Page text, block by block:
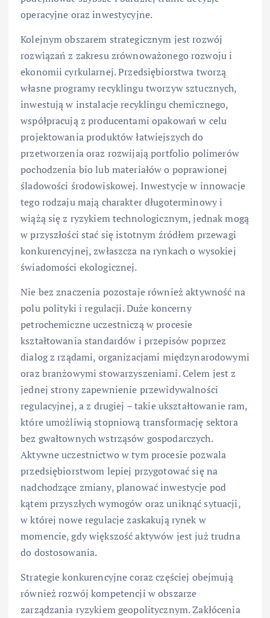
operacyjne oraz inwestycyjne.
Kolejnym obszarem strategicznym jest rozwój
rozwiązań z zakresu zrównoważonego rozwoju i
ekonomii cyrkularnej. Przedsiębiorstwa tworzą
własne programy recyklingu tworzyw sztucznych,
inwestują w instalacje recyklingu chemicznego,
współpracują z producentami opakowań w celu
projektowania produktów łatwiejszych do
przetworzenia oraz rozwijają portfolio polimerów
pochodzenia bio lub materiałów o poprawionej
śladowości środowiskowej. Inwestycje w innowacje
tego rodzaju mają charakter długoterminowy i
wiążą się z ryzykiem technologicznym, jednak mogą
w przyszłości stać się istotnym źródłem przewagi
konkurencyjnej, zwłaszcza na rynkach o wysokiej
świadomości ekologicznej.
Nie bez znaczenia pozostaje również aktywność na
polu polityki i regulacji. Duże koncerny
petrochemiczne uczestniczą w procesie
kształtowania standardów i przepisów poprzez
dialog z rządami, organizacjami międzynarodowymi
oraz branżowymi stowarzyszeniami. Celem jest z
jednej strony zapewnienie przewidywalności
regulacyjnej, a z drugiej – takie ukształtowanie ram,
które umożliwią stopniową transformację sektora
bez gwałtownych wstrząsów gospodarczych.
Aktywne uczestnictwo w tym procesie pozwala
przedsiębiorstwom lepiej przygotować się na
nadchodzące zmiany, planować inwestycje pod
kątem przyszłych wymogów oraz uniknąć sytuacji,
w której nowe regulacje zaskakują rynek w
momencie, gdy większość aktywów jest już trudna
do dostosowania.
Strategie konkurencyjne coraz częściej obejmują
również rozwój kompetencji w obszarze
zarządzania ryzykiem geopolitycznym. Zakłócenia